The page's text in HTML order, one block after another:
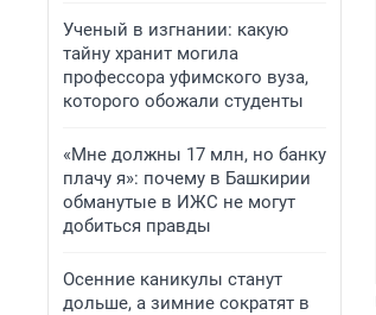
Ученый в изгнании: какую
тайну хранит могила
профессора уфимского вуза,
которого обожали студенты
«Мне должны 17 млн, но банку
плачу я»: почему в Башкирии
обманутые в ИЖС не могут
добиться правды
Осенние каникулы станут
дольше, а зимние сократят в